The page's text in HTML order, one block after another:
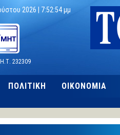
2026 | 7:52:55 μμ
232309
ΠΟΛΙΤΙΚΗ ΟΙΚΟΝΟΜΙΑ